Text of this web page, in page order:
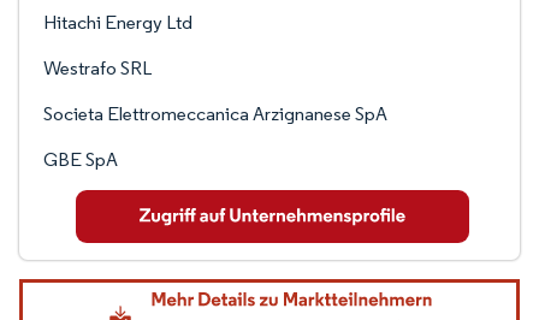
Hitachi Energy Ltd
Westrafo SRL
Societa Elettromeccanica Arzignanese SpA
GBE SpA